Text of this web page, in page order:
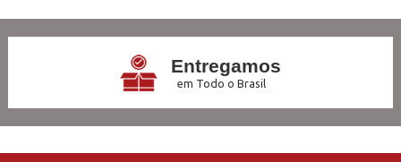
Entregamos
em Todo o Brasil
no Cartão de Crédito